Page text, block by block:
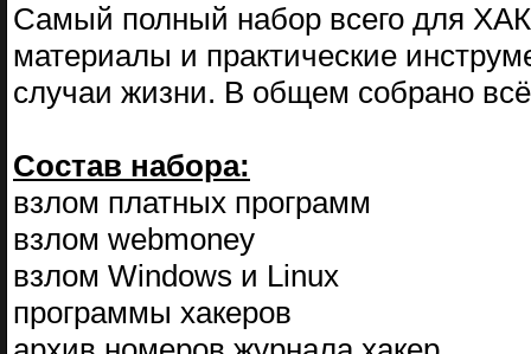
Самый полный набор всего для
материалы и практические
случаи жизни. В общем собрано
Состав набора:
взлом платных программ
взлом webmoney
взлом Windows и Linux
программы хакеров